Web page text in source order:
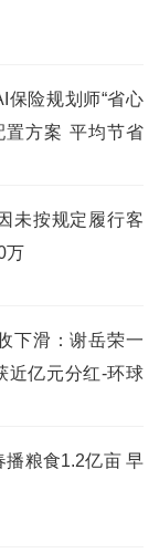
保险规划师“省心
置方案 平均节省
未按规定履行客
万
下滑：谢岳荣一
近亿元分红-环球
播粮食1.2亿亩 早